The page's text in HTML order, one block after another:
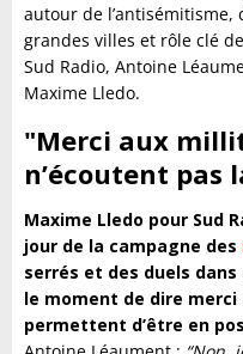
autour de
grandes villes et rôle clé
Sud Radio, Antoine
Maxime Lledo.
"Merci aux
n’écoutent pas
Maxime Lledo pour Sud
jour de la campagne des
serrés et des duels
le moment de dire
permettent d’être en